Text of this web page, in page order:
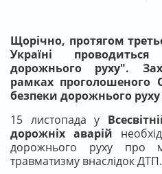
Щорічно, протягом
Україні
дорожнього руху". Зах
рамках проголошеного
безпеки дорожнього руху
15 листопада у
дорожніх аварій
дорожнього руху про
травматизму внаслідок ДТП.